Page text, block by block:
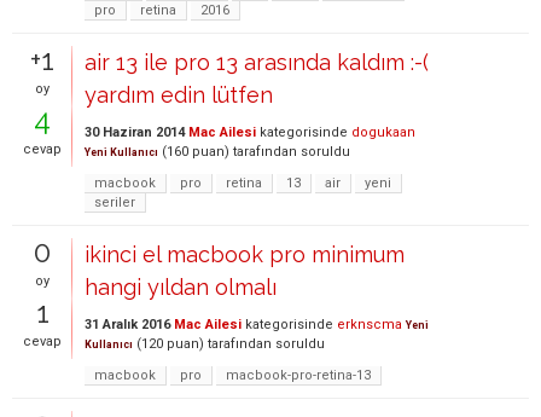
pro
retina 2016
+1
oy
4
cevap
air 13 ile pro 13 arasında kaldım :-(
yardım edin lütfen
30 Haziran 2014 Mac Ailesi kategorisinde dogukaan
Yeni Kullanıcı (160 puan) tarafından soruldu
macbook
pro retina 13 air
yeni
seriler
0
oy
1
cevap
ikinci el macbook pro minimum
hangi yıldan olmalı
31 Aralık 2016 Mac Ailesi kategorisinde erknscma Yeni
Kullanıcı (120 puan) tarafından soruldu
macbook
pro macbook-pro-retina-13